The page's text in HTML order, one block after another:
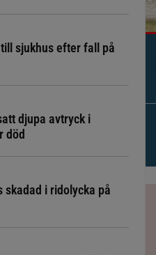
sjukhus efter fall på
djupa avtryck i
död
skadad i ridolycka på